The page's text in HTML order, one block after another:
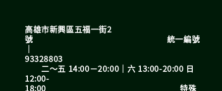
高雄市新興區五福一街2
號 統一編號
｜
93328803
二～五 14:00－20:00｜六 13:00-20:00 日
12:00-
18:00 特殊